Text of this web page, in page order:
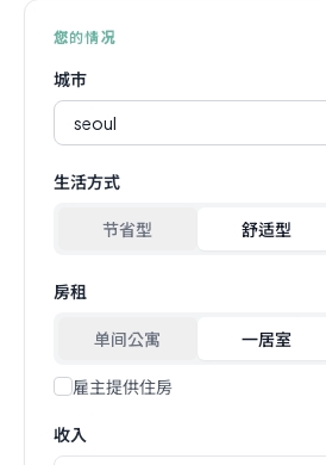
您的情况
城市
生活方式
节省型 舒适型
房租
单间公寓 一居室
雇主提供住房
收入